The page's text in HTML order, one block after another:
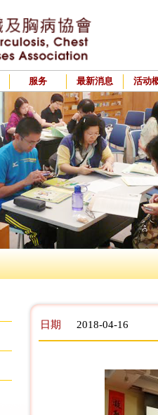
服务 最新消息 活动
日期 2018-04-16